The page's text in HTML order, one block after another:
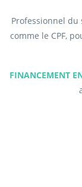
Professionnel
comme le CPF,
FINANCEMENT